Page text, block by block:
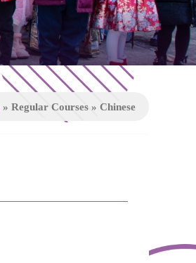
» Regular Courses» Chinese